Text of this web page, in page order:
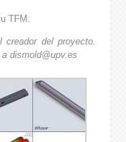
TFM.
del proyecto.
dismold@upv.es